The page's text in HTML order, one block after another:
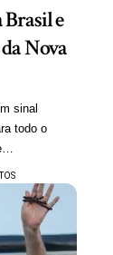
Brasil e
Nova
sinal
todo o